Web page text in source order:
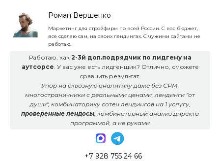
Роман Вершенко
Маркетинг для стройфирм по всей России. С вас бюджет,
все сделаю сам, на своих лендингах. С чужими сайтами не
работаю.
Работаю, как 2-3й доп.подрядчик по лидгену на
аутсорсе. У вас уже есть лидгенщик? Отлично, сможете
сравнить результат.
Упор на сквозную аналитику даже без СРМ,
многостраничники с реальными ценами, лендинги "от
души", комбинаторику сотен лендингов на 1 услугу,
проверенные лендосы, комбинаторный анализ директа
программой, а не руками
+7 928 755 24 66